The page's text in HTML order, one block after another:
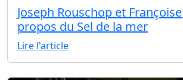
Joseph Rouschop et
propos du Sel de la mer
Lire l'article